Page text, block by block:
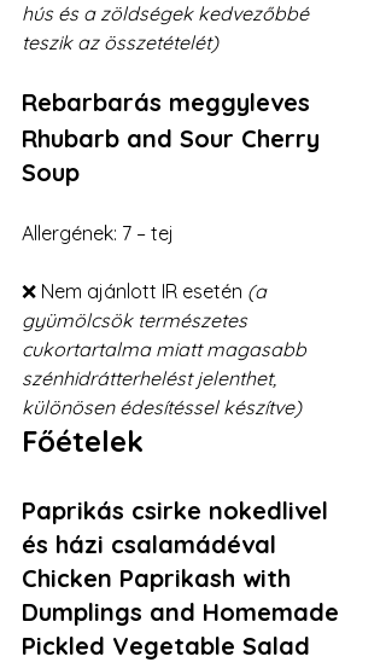
hús és a zöldségek kedvezőbbé
teszik az összetételét)
Rebarbarás meggyleves
Rhubarb and Sour Cherry
Soup
Allergének: 7 – tej
❌ Nem ajánlott IR esetén (a
gyümölcsök természetes
cukortartalma miatt magasabb
szénhidrátterhelést jelenthet,
különösen édesítéssel készítve)
Főételek
Paprikás csirke nokedlivel
és házi csalamádéval
Chicken Paprikash with
Dumplings and Homemade
Pickled Vegetable Salad